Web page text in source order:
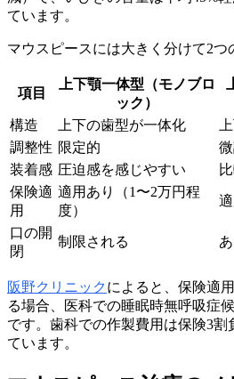
ています。
マウスピースには大きく分けて2つ
項目
上下顎一体型（モノブロ
ック）
構造
上下の歯型が一体化
調整性 限定的
装着感 圧迫感を感じやすい
保険適
用
適用あり（1〜2万円程
度）
口の開
閉
制限される
阪野クリニック によると、保険適
る場合、医科での睡眠時無呼吸症
です。歯科での作製費用は保険3割
ています。